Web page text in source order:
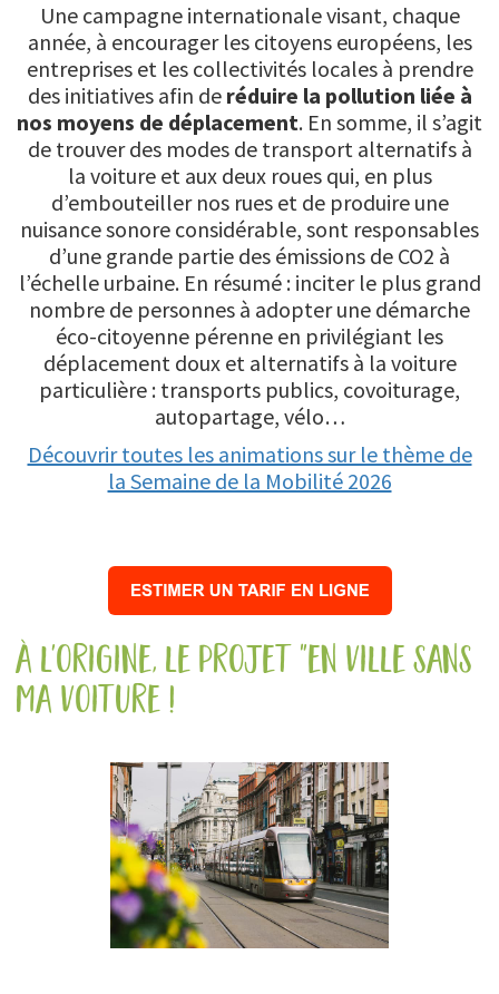
Une campagne internationale visant, chaque
année, à encourager les citoyens européens, les
entreprises et les collectivités locales à prendre
des initiatives afin de réduire la pollution liée à
nos moyens de déplacement. En somme, il s’agit
de trouver des modes de transport alternatifs à
la voiture et aux deux roues qui, en plus
d’embouteiller nos rues et de produire une
nuisance sonore considérable, sont responsables
d’une grande partie des émissions de CO2 à
l’échelle urbaine. En résumé : inciter le plus grand
nombre de personnes à adopter une démarche
éco-citoyenne pérenne en privilégiant les
déplacement doux et alternatifs à la voiture
particulière : transports publics, covoiturage,
autopartage, vélo…
Découvrir toutes les animations sur le thème de
la Semaine de la Mobilité 2026
à l'origine, le projet "en ville sans
ma voiture !